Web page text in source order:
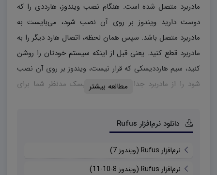
مادربرد متصل شده است. هنگام نصب ویندوز، هارددی را که
دوست دارید ویندوز بر روی آن نصب شود، می‌بایست به
مادربرد متصل باشد. سپس همان لحظه، اتصال هارد دیگر را به
مادربرد قطع کنید. یعنی قبل از اینکه سیستم خودتان را روشن
کنید، سیم هارددیسکی که قرار نیست، ویندوز بر روی آن نصب
شود را از مادربرد جدا کنید تا فقط دیسک مدنظر شما برای
بایوس به‌راحتی پارتیشن مدنظر خود را پیدا می‌کند. این مورد
می‌شود.
مطالعه بیشتر
دانلود نرم‌افزار Rufus
نرم‌افزار Rufus (ویندوز 7)
نرم‌افزار Rufus (ویندوز 8-10-11)